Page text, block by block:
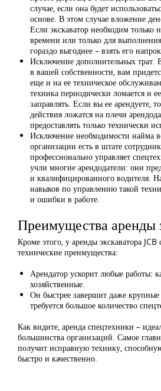
случае, если она будет
основе. В этом случае вложение
Если экскаватор необходим только
времени или только для
гораздо выгоднее – взять его
Исключение дополнительных трат.
в вашей собственности, вам
еще и на ее техническое
техника периодически ломается и
заправлять. Если вы ее арендуете,
действия ложатся на плечи
предоставлять только технически
Исключение необходимости найма
организации есть в штате
профессионально управляет
учли многие арендодатели: они
и квалифицированного водителя.
навыков по управлению такой
и ошибки в работе.
Преимущества аренды
Кроме этого, у аренды экскаватора
технические преимущества:
Арендатор ускорит любые работы:
хозяйственные.
Он быстрее завершит даже
требуется большое количество
Как видите, аренда спецтехники –
большинства организаций. Самое
получит исправную технику,
быстро и качественно.